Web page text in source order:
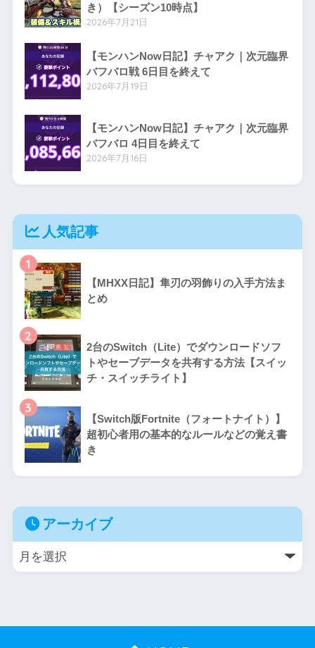
き）【シーズン10時点】
2026年7月21日
【モンハンNow日記】チャアク｜次元臨界
バフバロ戦 6日目を終えて
2026年7月19日
【モンハンNow日記】チャアク｜次元臨界
バフバロ 4日目を終えて
2026年7月16日
人気記事
1
【MHXX日記】隼刃の羽飾りの入手方法ま
とめ
2
2台のSwitch（Lite）でダウンロードソフ
トやセーブデータを共有する方法【スイッ
チ・スイッチライト】
3
【Switch版Fortnite（フォートナイト）】
超初心者用の基本的なルールなどの覚え書
き
アーカイブ